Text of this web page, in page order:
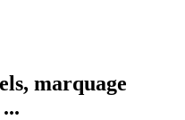
marquage